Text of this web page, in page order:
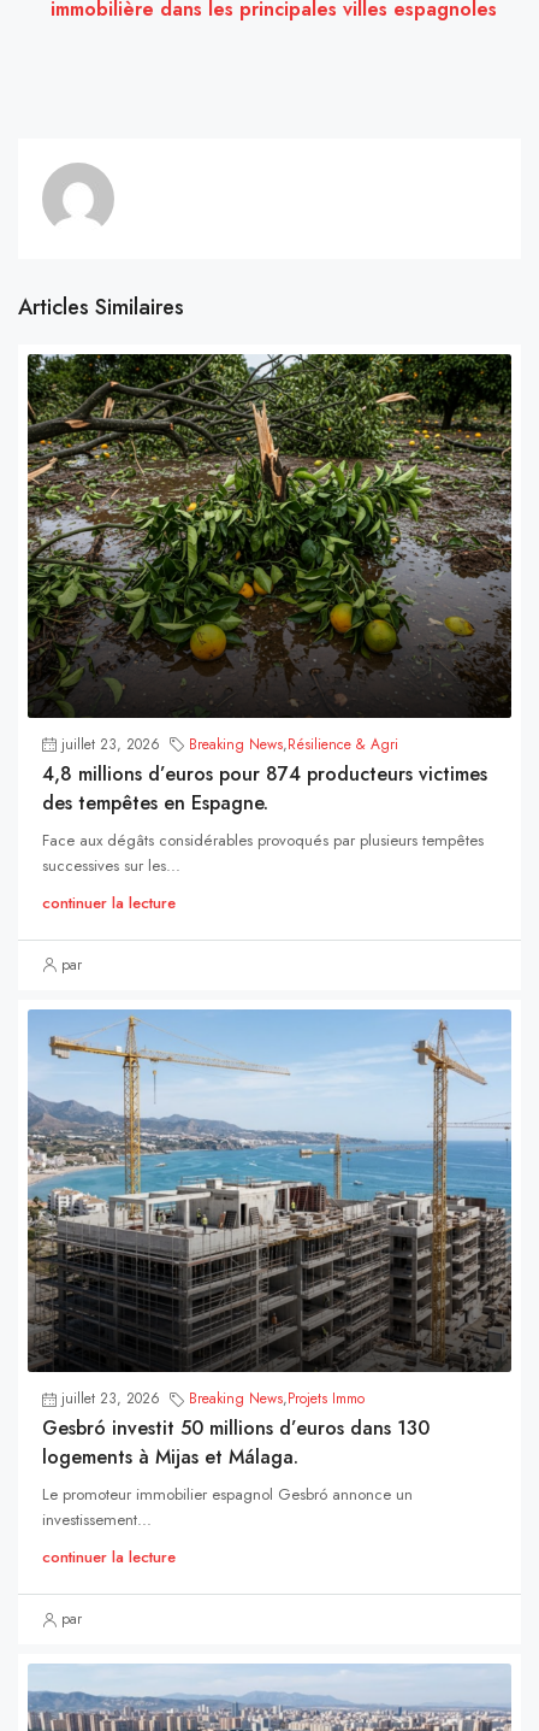
immobilière dans les principales villes espagnoles
Articles Similaires
juillet 23, 2026 Breaking News,Résilience & Agri
4,8 millions d’euros pour 874 producteurs victimes
des tempêtes en Espagne.
Face aux dégâts considérables provoqués par plusieurs tempêtes
successives sur les...
continuer la lecture
par
juillet 23, 2026 Breaking News,Projets Immo
Gesbró investit 50 millions d’euros dans 130
logements à Mijas et Málaga.
Le promoteur immobilier espagnol Gesbró annonce un
investissement...
continuer la lecture
par